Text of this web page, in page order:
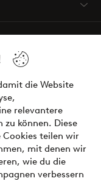
die Website
relevantere
zu können. Diese
Cookies teilen wir
mit denen wir
wie du die
verbessern
oder aufteilen
unsere